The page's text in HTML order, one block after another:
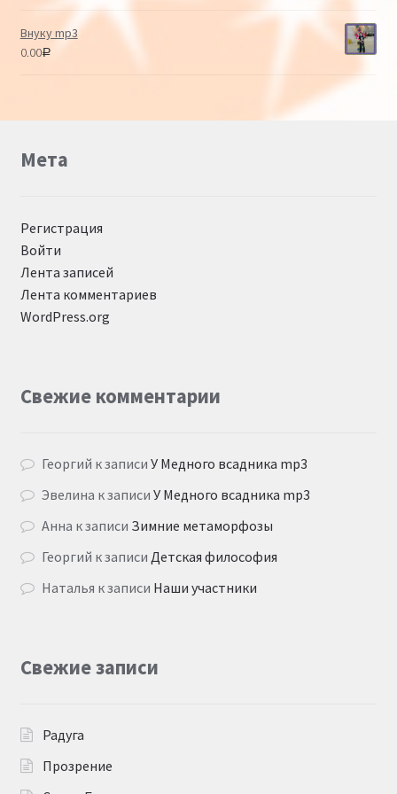
Внуку mp3
0.00Р
Мета
Регистрация
Войти
Лента записей
Лента комментариев
WordPress.org
Свежие комментарии
Георгий к записиУ Медного всадника mp3
Эвелина к записиУ Медного всадника mp3
Анна к записи Зимние метаморфозы
Георгий к записи Детская философия
Наталья к записи Наши участники
Свежие записи
Радуга
Прозрение